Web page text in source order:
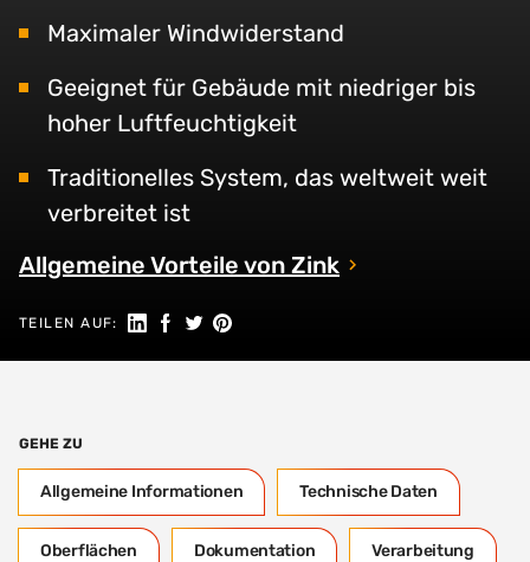
Maximaler Windwiderstand
Geeignet für Gebäude mit niedriger bis
hoher Luftfeuchtigkeit
Traditionelles System, das weltweit weit
verbreitet ist
Allgemeine Vorteile von Zink
TEILEN AUF: Auf LinkedIn teilen
Auf Facebook teilen
Auf Twitter teilen
Auf Pinterest teilen
GEHE ZU
Allgemeine Informationen Technische Daten
Oberflächen Dokumentation Verarbeitung